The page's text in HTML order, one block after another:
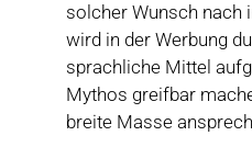
solcher Wunsch nach
wird in der Werbung
sprachliche Mittel
Mythos greifbar
breite Masse